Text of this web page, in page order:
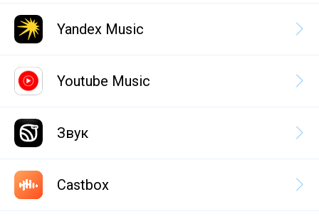
Yandex Music
Youtube Music
Звук
Castbox